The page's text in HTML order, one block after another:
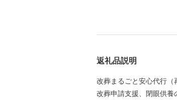
返礼品説明
改葬まるごと安心代行（
改葬申請支援、閉眼供養